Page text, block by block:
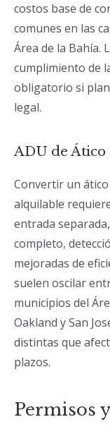
costos base de
comunes en las
Área de la Bahía.
cumplimiento de
obligatorio si
legal.
ADU de
Convertir un
alquilable
entrada
completo,
mejoradas de
suelen oscilar
municipios del
Oakland y San
distintas que
plazos.
Permisos